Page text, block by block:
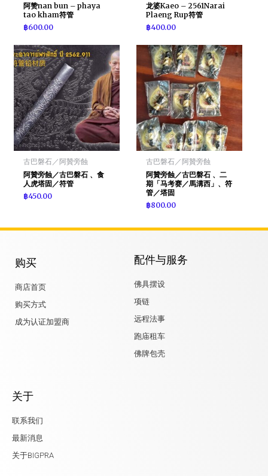
阿赞nan bun – phaya
tao kham符管
฿600.00
龙婆Kaeo – 2561Narai
Plaeng Rup符管
฿400.00
古巴磐石／阿贊旁蝕
阿贊旁蝕／古巴磐石 、食
人虎塔固／符管
฿450.00
古巴磐石／阿贊旁蝕
阿贊旁蝕／古巴磐石 、二
期「马考赛／馬溝西」、符
管／塔固
฿800.00
购买
商店首页
购买方式
成为认证加盟商
配件与服务
佛具摆设
项链
远程法事
跑庙租车
佛牌包壳
关于
联系我们
最新消息
关于BIGPRA